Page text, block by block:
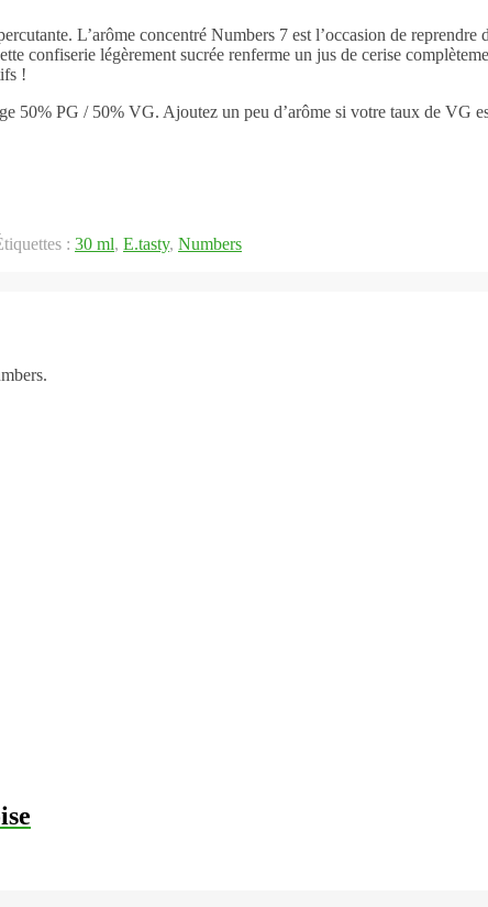
L’arôme concentré Numbers 7 est l’occasion de
confiserie légèrement sucrée renferme un jus de cerise
!
50% PG / 50% VG. Ajoutez un peu d’arôme si votre taux de VG
: 30 ml, E.tasty, Numbers